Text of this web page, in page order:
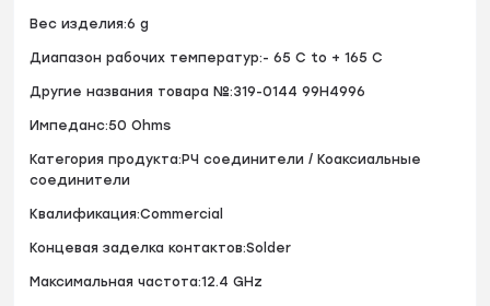
Вес изделия:6 g
Диапазон рабочих температур:- 65 C to + 165 C
Другие названия товара №:319-0144 99H4996
Импеданс:50 Ohms
Категория продукта:РЧ соединители / Коаксиальные
соединители
Квалификация:Commercial
Концевая заделка контактов:Solder
Максимальная частота:12.4 GHz